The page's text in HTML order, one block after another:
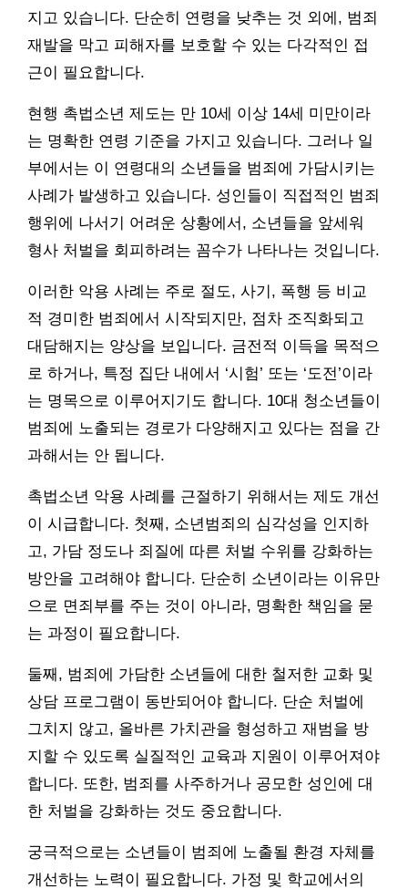
지고 있습니다. 단순히 연령을 낮추는 것 외에, 범죄
재발을 막고 피해자를 보호할 수 있는 다각적인 접
근이 필요합니다.
현행 촉법소년 제도는 만 10세 이상 14세 미만이라
는 명확한 연령 기준을 가지고 있습니다. 그러나 일
부에서는 이 연령대의 소년들을 범죄에 가담시키는
사례가 발생하고 있습니다. 성인들이 직접적인 범죄
행위에 나서기 어려운 상황에서, 소년들을 앞세워
형사 처벌을 회피하려는 꼼수가 나타나는 것입니다.
이러한 악용 사례는 주로 절도, 사기, 폭행 등 비교
적 경미한 범죄에서 시작되지만, 점차 조직화되고
대담해지는 양상을 보입니다. 금전적 이득을 목적으
로 하거나, 특정 집단 내에서 ‘시험’ 또는 ‘도전’이라
는 명목으로 이루어지기도 합니다. 10대 청소년들이
범죄에 노출되는 경로가 다양해지고 있다는 점을 간
과해서는 안 됩니다.
촉법소년 악용 사례를 근절하기 위해서는 제도 개선
이 시급합니다. 첫째, 소년범죄의 심각성을 인지하
고, 가담 정도나 죄질에 따른 처벌 수위를 강화하는
방안을 고려해야 합니다. 단순히 소년이라는 이유만
으로 면죄부를 주는 것이 아니라, 명확한 책임을 묻
는 과정이 필요합니다.
둘째, 범죄에 가담한 소년들에 대한 철저한 교화 및
상담 프로그램이 동반되어야 합니다. 단순 처벌에
그치지 않고, 올바른 가치관을 형성하고 재범을 방
지할 수 있도록 실질적인 교육과 지원이 이루어져야
합니다. 또한, 범죄를 사주하거나 공모한 성인에 대
한 처벌을 강화하는 것도 중요합니다.
궁극적으로는 소년들이 범죄에 노출될 환경 자체를
개선하는 노력이 필요합니다. 가정 및 학교에서의